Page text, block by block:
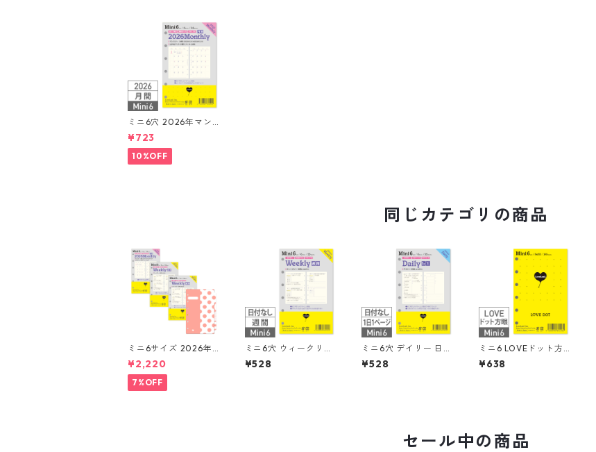
ミニ6穴 2026年マン
スリー 月間ブロック+L
OVEドット罫 システ
ム手帳リフィル
¥723
10%OFF
同じカテゴリの商品
ミニ6サイズ 2026年
リフィルセット システ
ム手帳 ★送料無料★
¥2,220
7%OFF
ミニ6穴 ウィークリー
日付なし 見開き4日間
ブロック式 システム手
¥528
ミニ6穴 デイリー 日付
なし 見開き2日間 シス
テム手帳リフィル
¥528
ミニ6 LOVEドット方
眼 6丸穴 100枚 シス
テム手帳リフィル
¥638
セール中の商品